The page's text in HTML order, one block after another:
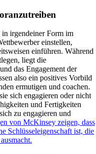
irgendeiner Form im
einstellen,
einführen. Während
liegt die
das Engagement der
also ein positives Vorbild
ermutigen und coachen.
sich engagieren oder nicht
und Fertigkeiten
zu engagieren und
von McKinsey zeigen, dass
Schlüsseleigenschaft ist, die